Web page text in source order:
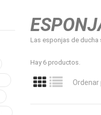
Las esponjas de
Hay 6 productos.
Ordenar